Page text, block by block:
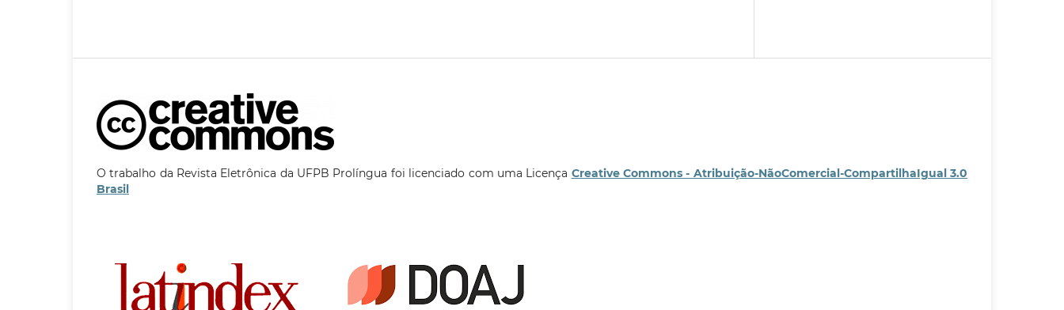
O trabalho da Revista Eletrônica da UFPB Prolíngua foi licenciado com uma Licença Creative Commons - Atribuição-NãoComercial-CompartilhaIgual 3.0
Brasil